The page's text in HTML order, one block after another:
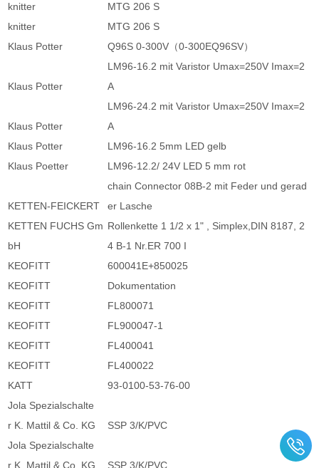
knitter
MTG 206 S
knitter
MTG 206 S
Klaus Potter
Q96S 0-300V（0-300EQ96SV）
Klaus Potter
LM96-16.2 mit Varistor Umax=250V Imax=2
A
Klaus Potter
LM96-24.2 mit Varistor Umax=250V Imax=2
A
Klaus Potter
LM96-16.2 5mm LED gelb
Klaus Poetter
LM96-12.2/ 24V LED 5 mm rot
KETTEN-FEICKERT
chain Connector 08B-2 mit Feder und gerad
er Lasche
KETTEN FUCHS Gm
bH
Rollenkette 1 1/2 x 1" , Simplex,DIN 8187, 2
4 B-1 Nr.ER 700 I
KEOFITT
600041E+850025
KEOFITT
Dokumentation
KEOFITT
FL800071
KEOFITT
FL900047-1
KEOFITT
FL400041
KEOFITT
FL400022
KATT
93-0100-53-76-00
Jola Spezialschalte
r K. Mattil & Co. KG
SSP 3/K/PVC
Jola Spezialschalte
r K. Mattil & Co. KG
SSP 3/K/PVC